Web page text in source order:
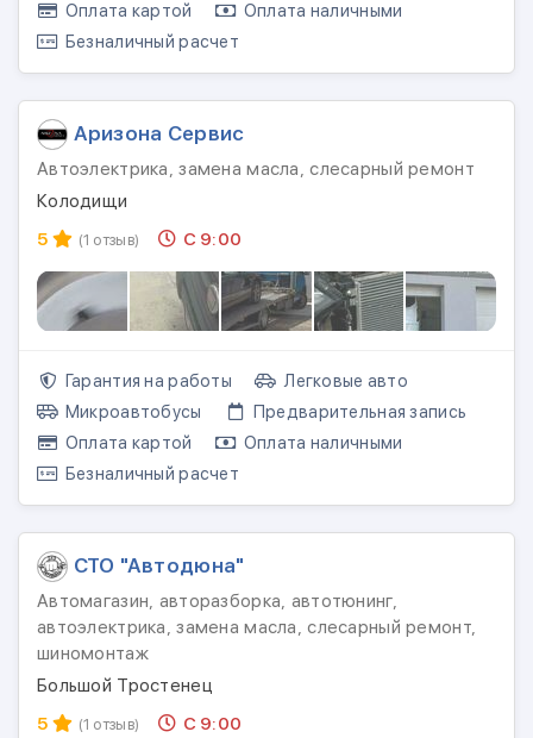
Оплата картой
Оплата наличными
Безналичный расчет
Аризона Сервис
Автоэлектрика, замена масла, слесарный ремонт
Колодищи
5
(1 отзыв) С 9:00
Гарантия на работы
Легковые авто
Микроавтобусы
Предварительная запись
Оплата картой
Оплата наличными
Безналичный расчет
СТО "Автодюна"
Автомагазин, авторазборка, автотюнинг,
автоэлектрика, замена масла, слесарный ремонт,
шиномонтаж
Большой Тростенец
5
(1 отзыв) С 9:00